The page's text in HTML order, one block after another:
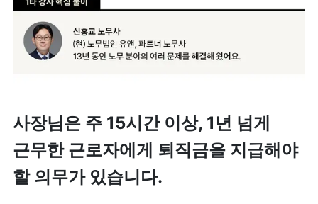
사장님은 주 15시간 이상, 1년 넘게
근무한 근로자에게 퇴직금을 지급해야
할 의무가 있습니다.